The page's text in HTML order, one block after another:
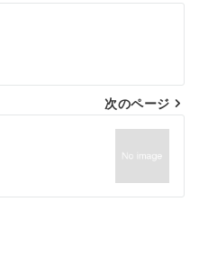
次のページ